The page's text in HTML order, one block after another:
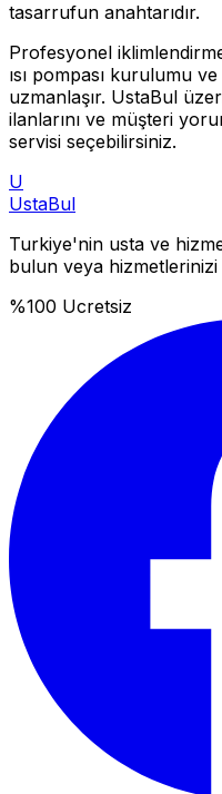
tasarrufun anahtarıdır.
Profesyonel
ısı pompası kurulumu
uzmanlaşır. UstaBul
ilanlarını ve müşteri
servisi seçebilirsiniz.
U
UstaBul
Turkiye'nin usta ve
bulun veya hizmetlerinizi
%100 Ucretsiz